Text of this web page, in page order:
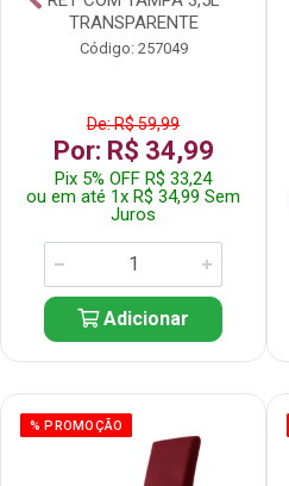
TRANSPARENTE
Código: 257049
De: R$ 59,99
Por: R$ 34,99
Pix 5% OFF R$ 33,24
ou em até 1x R$ 34,99 Sem
Juros
Adicionar
% PROMOÇÃO